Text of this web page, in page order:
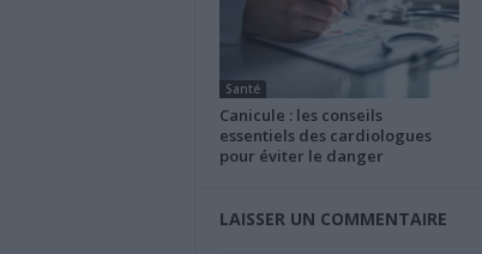
Santé
Canicule : les conseils
essentiels des cardiologues
pour éviter le danger
LAISSER UN COMMENTAIRE